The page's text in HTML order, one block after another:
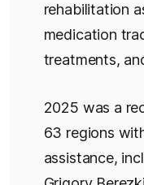
rehabilitation
medication
treatments,
2025 was a
63 regions
assistance,